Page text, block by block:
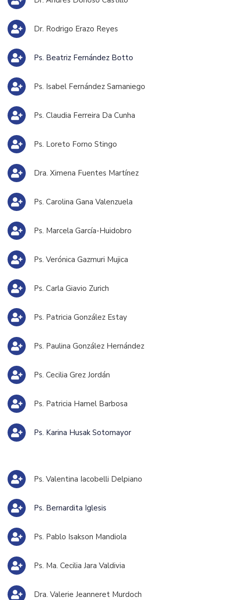
Dr. Rodrigo Erazo Reyes
Ps. Beatriz Fernández Botto
Ps. Isabel Fernández Samaniego
Ps. Claudia Ferreira Da Cunha
Ps. Loreto Forno Stingo
Dra. Ximena Fuentes Martínez
Ps. Carolina Gana Valenzuela
Ps. Marcela García-Huidobro
Ps. Verónica Gazmuri Mujica
Ps. Carla Giavio Zurich
Ps. Patricia González Estay
Ps. Paulina González Hernández
Ps. Cecilia Grez Jordán
Ps. Patricia Hamel Barbosa
Ps. Karina Husak Sotomayor
Ps. Valentina Iacobelli Delpiano
Ps. Bernardita Iglesis
Ps. Pablo Isakson Mandiola
Ps. Ma. Cecilia Jara Valdivia
Dra. Valerie Jeanneret Murdoch